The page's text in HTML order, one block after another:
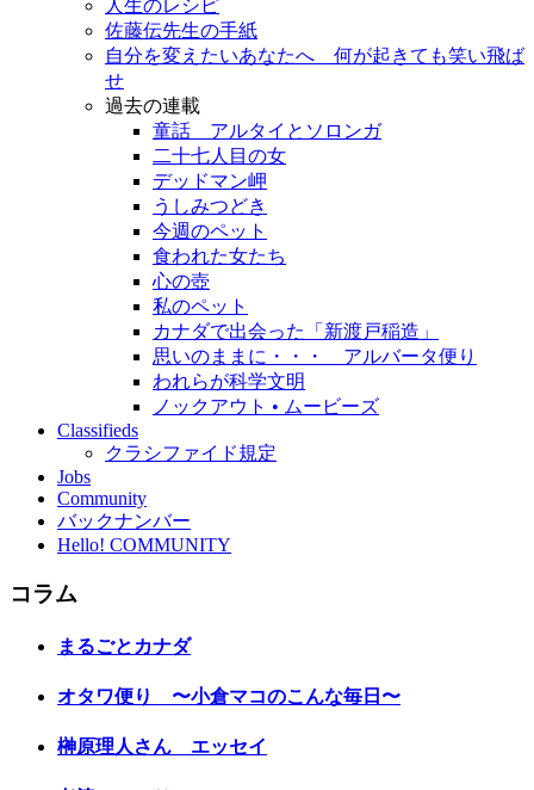
人生のレシピ
佐藤伝先生の手紙
自分を変えたいあなたへ 何が起きても笑い飛ば
せ
過去の連載
童話 アルタイとソロンガ
二十七人目の女
デッドマン岬
うしみつどき
今週のペット
食われた女たち
心の壺
私のペット
カナダで出会った「新渡戸稲造」
思いのままに・・・ アルバータ便り
われらが科学文明
ノックアウト • ムービーズ
Classifieds
クラシファイド規定
Jobs
Community
バックナンバー
Hello! COMMUNITY
コラム
まるごとカナダ
オタワ便り 〜小倉マコのこんな毎日〜
榊原理人さん エッセイ